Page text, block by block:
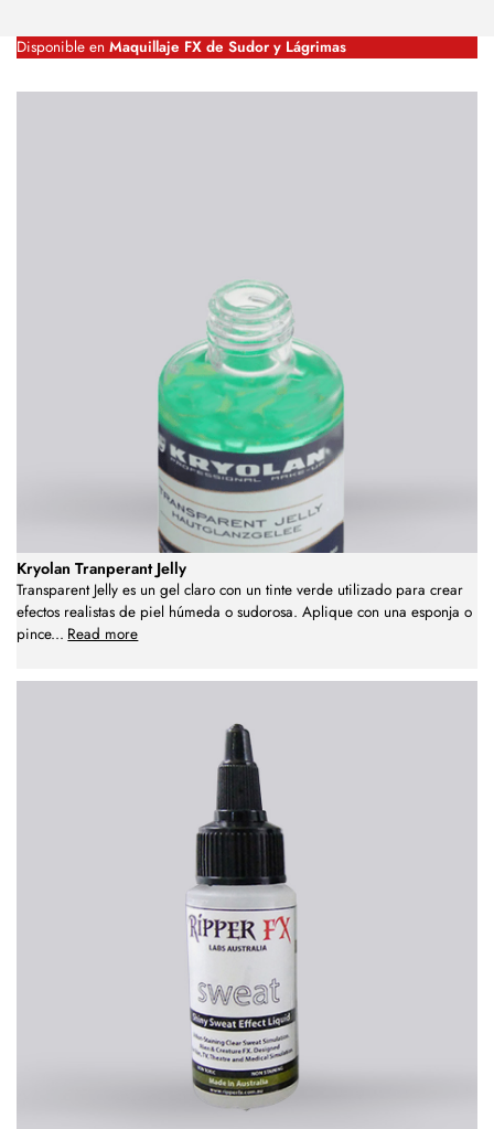
Disponible en Maquillaje FX de Sudor y Lágrimas
Kryolan Tranperant Jelly
Transparent Jelly es un gel claro con un tinte verde utilizado para crear
efectos realistas de piel húmeda o sudorosa. Aplique con una esponja o
pince... Read more